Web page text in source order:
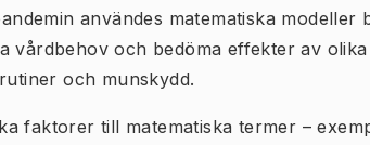
användes matematiska modeller
vårdbehov och bedöma effekter av
och munskydd.
faktorer till matematiska termer –